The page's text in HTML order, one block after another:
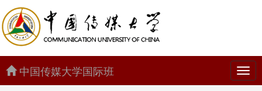
中
国
传
中国传媒大学国际班